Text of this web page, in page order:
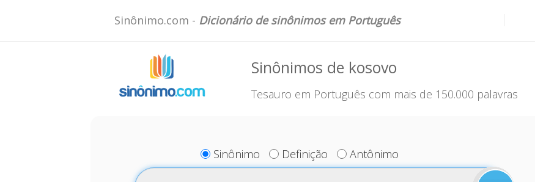
Sinônimo.com - Dicionário de sinônimos em Português
Sinônimos de kosovo
Tesauro em Português com mais de 150.000 palavras
Sinônimo Definição Antônimo